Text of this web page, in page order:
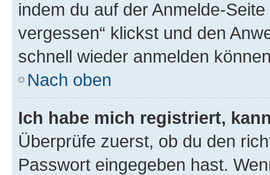
indem du auf der Anmelde-
vergessen“ klickst und den
schnell wieder anmelden
Nach oben
Ich habe mich registriert,
Überprüfe zuerst, ob du den
Passwort eingegeben hast.